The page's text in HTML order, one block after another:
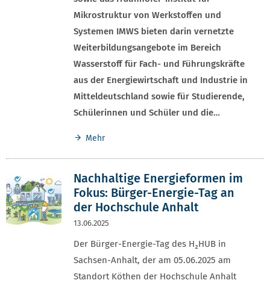
Mikrostruktur von Werkstoffen und
Systemen IMWS bieten darin vernetzte
Weiterbildungsangebote im Bereich
Wasserstoff für Fach- und Führungskräfte
aus der Energiewirtschaft und Industrie in
Mitteldeutschland sowie für Studierende,
Schülerinnen und Schüler und die…
Mehr
Nachhaltige Energieformen im
Fokus: Bürger-Energie-Tag an
der Hochschule Anhalt
13.06.2025
Der Bürger-Energie-Tag des H₂HUB in
Sachsen-Anhalt, der am 05.06.2025 am
Standort Köthen der Hochschule Anhalt